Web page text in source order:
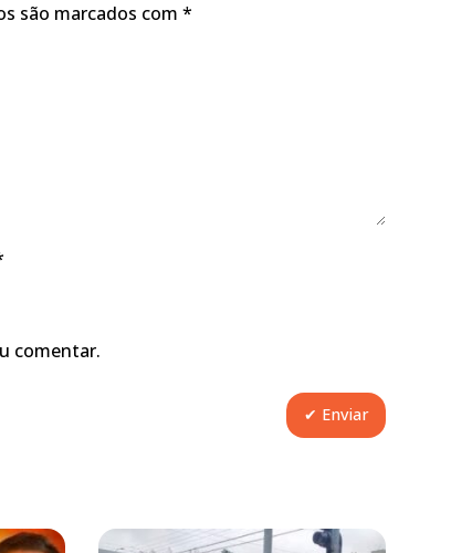
são marcados com *
comentar.